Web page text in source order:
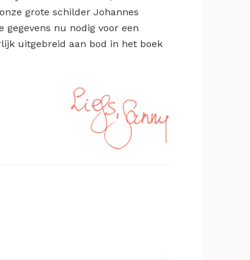
grote schilder Johannes
gegevens nu nodig voor een
uitgebreid aan bod in het boek